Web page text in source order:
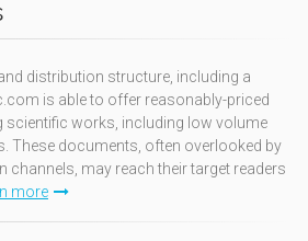
distribution structure, including a
is able to offer reasonably-priced
works, including low volume
These documents, often overlooked by
channels, may reach their target readers
more